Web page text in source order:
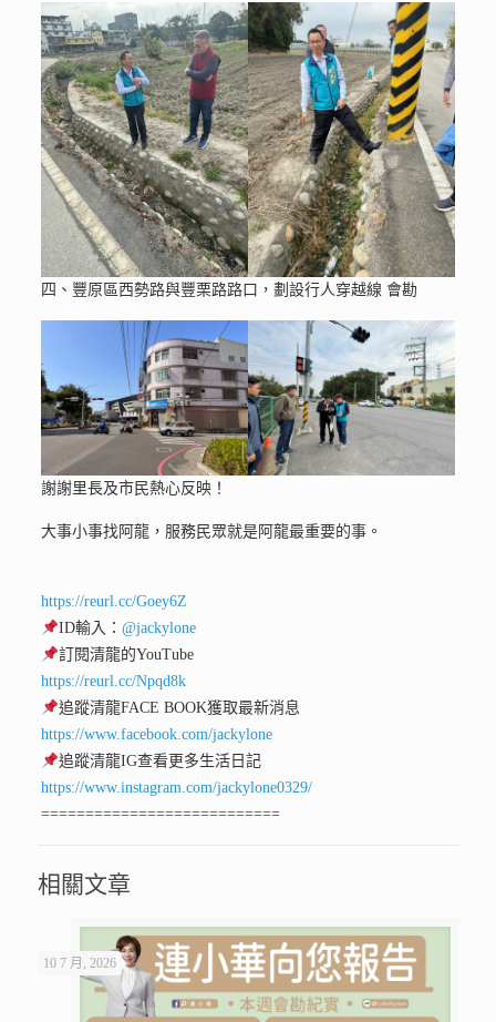
四、豐原區西勢路與豐栗路路口，劃設行人穿越線 會勘
謝謝里長及市民熱心反映！
大事小事找阿龍，服務民眾就是阿龍最重要的事。
https://reurl.cc/Goey6Z
ID輸入：@jackylone
訂閱清龍的YouTube
https://reurl.cc/Npqd8k
追蹤清龍FACE BOOK獲取最新消息
https://www.facebook.com/jackylone
追蹤清龍IG查看更多生活日記
https://www.instagram.com/jackylone0329/
===========================
相關文章
10 7 月, 2026